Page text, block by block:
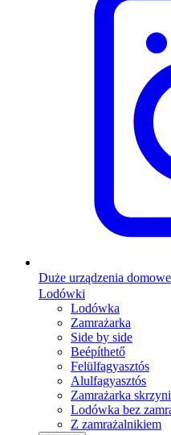
Duże urządzenia domowe
Lodówki
Lodówka
Zamrażarka
Side by side
Beépíthető
Felülfagyasztós
Alulfagyasztós
Zamrażarka
Lodówka bez
Z zamrażalnikiem